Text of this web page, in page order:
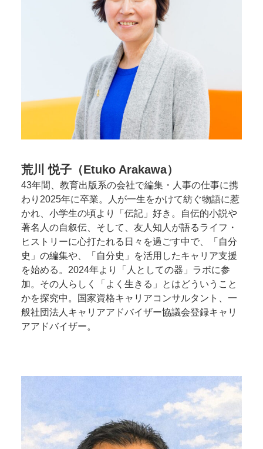
荒川 悦子（Etuko Arakawa）
43年間、教育出版系の会社で編集・人事の仕事に携
わり2025年に卒業。人が一生をかけて紡ぐ物語に惹
かれ、小学生の頃より「伝記」好き。自伝的小説や
著名人の自叙伝、そして、友人知人が語るライフ・
ヒストリーに心打たれる日々を過ごす中で、「自分
史」の編集や、「自分史」を活用したキャリア支援
を始める。2024年より「人としての器」ラボに参
加。その人らしく「よく生きる」とはどういうこと
かを探究中。国家資格キャリアコンサルタント、一
般社団法人キャリアアドバイザー協議会登録キャリ
アアドバイザー。